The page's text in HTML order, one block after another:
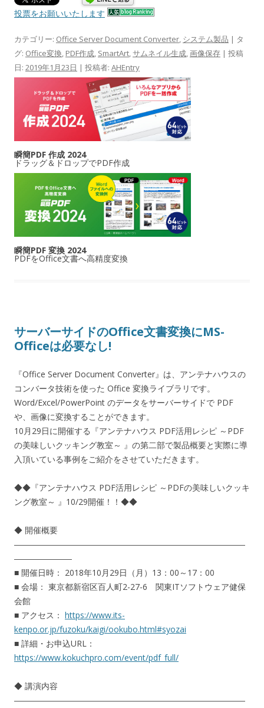
投票をお願いいたします
カテゴリー: Office Server Document Converter システム製品 | タ
グ: Office変換 PDF作成 SmartArt サムネイル生成 画像保存 | 投稿
日: 2019年1月23日 | 投稿者: AHEntry
瞬簡PDF 作成 2024
ドラッグ＆ドロップでPDF作成
瞬簡PDF 変換 2024
PDFをOffice文書へ高精度変換
サーバーサイドのOffice文書変換にMS-
Officeは必要なし!
『Office Server Document Converter』は、アンテナハウスの
コンバータ技術を使った Office 変換ライブラリです。
Word/Excel/PowerPoint のデータをサーバーサイドで PDF
や、画像に変換することができます。
10月29日に開催する『アンテナハウス PDF活用レシピ ～PDF
の美味しいクッキング教室～ 』の第二部で製品概要と実際に導
入頂いている事例をご紹介をさせていただきます。
◆◆『アンテナハウス PDF活用レシピ ～PDFの美味しいクッキ
ング教室～ 』10/29開催！！◆◆
◆ 開催概要
――――――――――――――――――――――――――――
―――――――
■ 開催日時： 2018年10月29日（月）13：00～17：00
■ 会場： 東京都新宿区百人町2-27-6 関東ITソフトウェア健保
会館
■ アクセス： https://www.its-
kenpo.or.jp/fuzoku/kaigi/ookubo.html#syozai
■ 詳細・お申込URL：
https://www.kokuchpro.com/event/pdf_full/
◆ 講演内容
――――――――――――――――――――――――――――